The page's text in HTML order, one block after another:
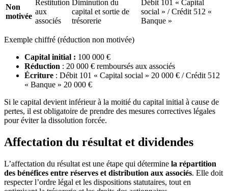
Non
motivée
Restitution
aux
associés
Diminution du
capital et sortie de
trésorerie
Débit 101 « Capital
social » / Crédit 512 «
Banque »
Exemple chiffré (réduction non motivée)
Capital initial : 100 000 €
Réduction : 20 000 € remboursés aux associés
Écriture : Débit 101 « Capital social » 20 000 € / Crédit 512
« Banque » 20 000 €
Si le capital devient inférieur à la moitié du capital initial à cause de
pertes, il est obligatoire de prendre des mesures correctives légales
pour éviter la dissolution forcée.
Affectation du résultat et dividendes
L’affectation du résultat est une étape qui détermine la répartition
des bénéfices entre réserves et distribution aux associés. Elle doit
respecter l’ordre légal et les dispositions statutaires, tout en